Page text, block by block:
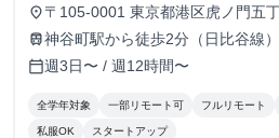
place 〒105-0001 東京都港区虎ノ門五
ーデンプラザB 5階 TOKYO
ルリモートも可）
train神谷町駅から徒歩2分（日比谷線
10分（南北線）
calendar_today週3日〜 / 週12時間〜
全学年対象 一部リモート可 フルリモート
私服OK スタートアップ